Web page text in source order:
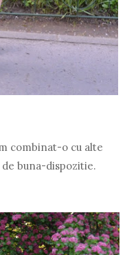
combinat-o cu alte
buna-dispozitie.